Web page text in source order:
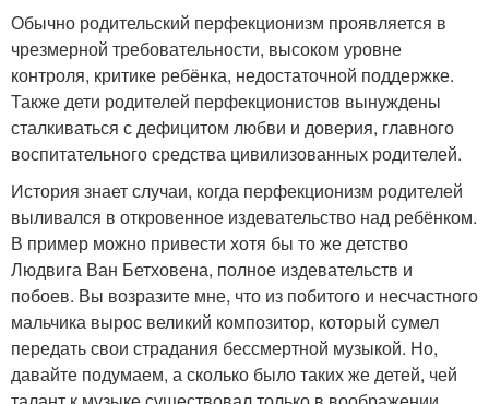
Обычно родительский перфекционизм проявляется в
чрезмерной требовательности, высоком уровне
контроля, критике ребёнка, недостаточной поддержке.
Также дети родителей перфекционистов вынуждены
сталкиваться с дефицитом любви и доверия, главного
воспитательного средства цивилизованных родителей.
История знает случаи, когда перфекционизм родителей
выливался в откровенное издевательство над ребёнком.
В пример можно привести хотя бы то же детство
Людвига Ван Бетховена, полное издевательств и
побоев. Вы возразите мне, что из побитого и несчастного
мальчика вырос великий композитор, который сумел
передать свои страдания бессмертной музыкой. Но,
давайте подумаем, а сколько было таких же детей, чей